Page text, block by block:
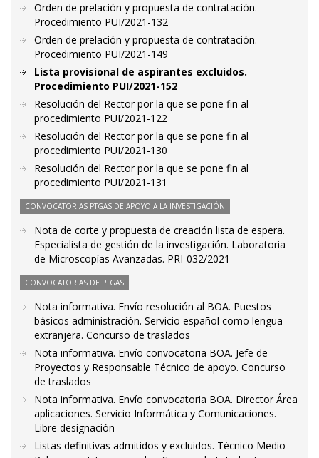
Orden de prelación y propuesta de contratación.
Procedimiento PUI/2021-132
Orden de prelación y propuesta de contratación.
Procedimiento PUI/2021-149
Lista provisional de aspirantes excluidos.
Procedimiento PUI/2021-152
Resolución del Rector por la que se pone fin al
procedimiento PUI/2021-122
Resolución del Rector por la que se pone fin al
procedimiento PUI/2021-130
Resolución del Rector por la que se pone fin al
procedimiento PUI/2021-131
CONVOCATORIAS PTGAS DE APOYO A LA INVESTIGACIÓN
Nota de corte y propuesta de creación lista de espera.
Especialista de gestión de la investigación. Laboratoria
de Microscopías Avanzadas. PRI-032/2021
CONVOCATORIAS DE PTGAS
Nota informativa. Envío resolución al BOA. Puestos
básicos administración. Servicio español como lengua
extranjera. Concurso de traslados
Nota informativa. Envío convocatoria BOA. Jefe de
Proyectos y Responsable Técnico de apoyo. Concurso
de traslados
Nota informativa. Envío convocatoria BOA. Director Área
aplicaciones. Servicio Informática y Comunicaciones.
Libre designación
Listas definitivas admitidos y excluidos. Técnico Medio